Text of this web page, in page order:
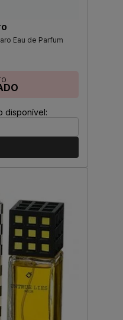
Eau de Parfum
disponível: